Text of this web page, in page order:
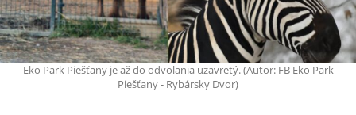
Eko Park Piešťany je až do odvolania uzavretý. (Autor: FB Eko Park
Piešťany - Rybársky Dvor)